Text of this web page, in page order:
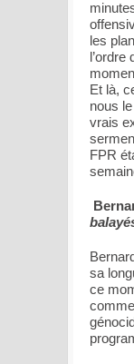
les
l’ordre
Et là,
nous
vrais
FPR
sa
ce